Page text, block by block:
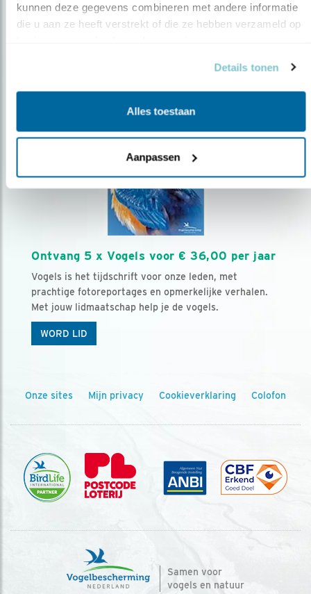
kunnen deze gegevens combineren met andere informatie
die u aan ze heeft verstrekt of die ze hebben verzameld op
Details tonen
Alles toestaan
Aanpassen
Volg ons via social media
Ontvang 5 x Vogels voor € 36,00 per jaar
Vogels is het tijdschrift voor onze leden, met
prachtige fotoreportages en opmerkelijke verhalen.
Met jouw lidmaatschap help je de vogels.
WORD LID
Onze sites Mijn privacy Cookieverklaring Colofon
Samen voor
vogels en natuur